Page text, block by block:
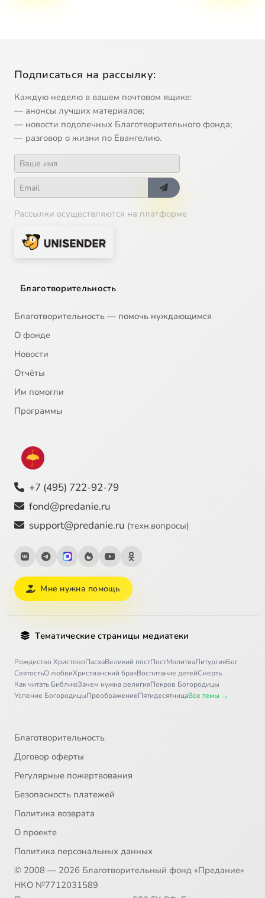
Подписаться на рассылку:
Каждую неделю в вашем почтовом ящике:
— анонсы лучших материалов;
— новости подопечных Благотворительного фонда;
— разговор о жизни по Евангелию.
Рассылки осуществляются на платформе
Благотворительность
Благотворительность — помочь нуждающимся
О фонде
Новости
Отчёты
Им помогли
Программы
+7 (495) 722-92-79
fond@predanie.ru
support@predanie.ru (техн.вопросы)
Мне нужна помощь
Тематические страницы медиатеки
Рождество ХристовоПасхаВеликий постПостМолитваЛитургияБог
СвятостьО любвиХристианский бракВоспитание детейСмерть
Как читать БиблиюЗачем нужна религияПокров Богородицы
Успение БогородицыПреображениеПятидесятницаВсе темы →
Благотворительность
Договор оферты
Регулярные пожертвования
Безопасность платежей
Политика возврата
О проекте
Политика персональных данных
© 2008 — 2026 Благотворительный фонд «Предание»
НКО №7712031589